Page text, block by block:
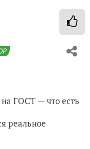
ГОСТ — что есть
реальное